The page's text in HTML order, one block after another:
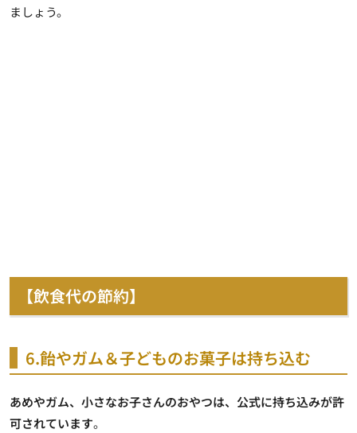
ましょう。
【飲食代の節約】
6.飴やガム＆子どものお菓子は持ち込む
あめやガム、小さなお子さんのおやつは、公式に持ち込みが許
可されています。